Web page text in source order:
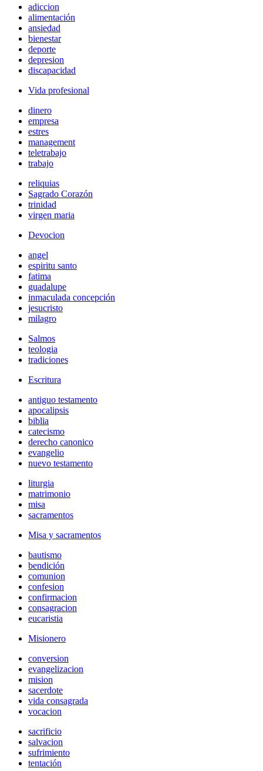
adiccion
alimentación
ansiedad
bienestar
deporte
depresion
discapacidad
Vida profesional
dinero
empresa
estres
management
teletrabajo
trabajo
reliquias
Sagrado Corazón
trinidad
virgen maria
Devocion
angel
espiritu santo
fatima
guadalupe
inmaculada concepción
jesucristo
milagro
Salmos
teologia
tradiciones
Escritura
antiguo testamento
apocalipsis
biblia
catecismo
derecho canonico
evangelio
nuevo testamento
liturgia
matrimonio
misa
sacramentos
Misa y sacramentos
bautismo
bendición
comunion
confesion
confirmacion
consagracion
eucaristia
Misionero
conversion
evangelizacion
mision
sacerdote
vida consagrada
vocacion
sacrificio
salvacion
sufrimiento
tentación